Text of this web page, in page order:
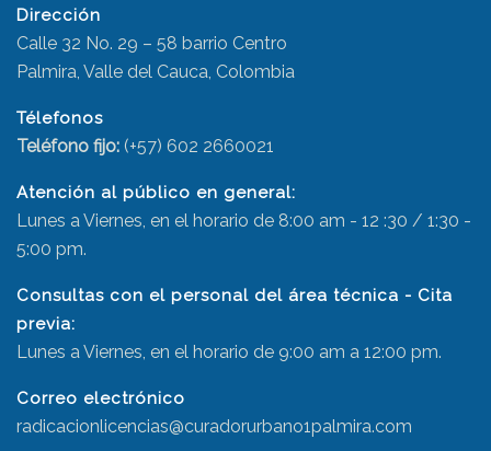
Dirección
Calle 32 No. 29 – 58 barrio Centro
Palmira, Valle del Cauca, Colombia
Télefonos
Teléfono fijo: (+57) 602 2660021
Atención al público en general:
Lunes a Viernes, en el horario de 8:00 am - 12 :30 / 1:30 -
5:00 pm.
Consultas con el personal del área técnica - Cita
previa:
Lunes a Viernes, en el horario de 9:00 am a 12:00 pm.
Correo electrónico
radicacionlicencias@curadorurbano1palmira.com